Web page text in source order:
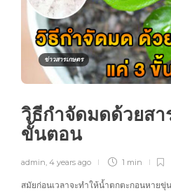
ข่าวสารเกษตร
วิธีกำจัดมดด้วยสา
ขั้นตอน
admin, 4 years ago 1 min
สมัยก่อนเวลาจะทำให้น้ำตกตะกอนหายขุ่